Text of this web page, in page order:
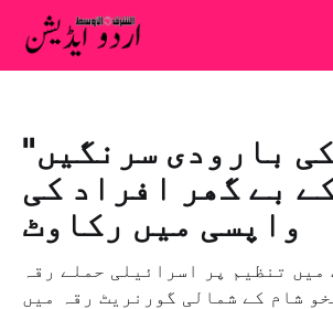
"داعش” کی بارودی سرنگیں
بے گھر افراد کی
واپسی میں رکاوٹ
میں تنظیم پر اسرائیلی حملے رقہ
شام کے شمالی گورنریٹ رقہ میں